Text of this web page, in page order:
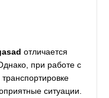
отличается
при работе с
ситуации.